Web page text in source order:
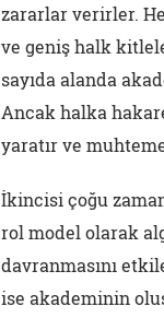
zararlar verirler.
ve geniş halk
sayıda alanda
Ancak halka
yaratır ve
İkincisi çoğu
rol model olarak
davranmasını
ise akademinin